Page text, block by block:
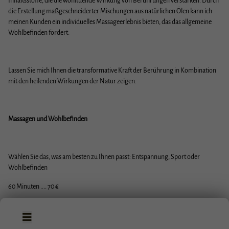
Hotel zwischen Alcudia und
die Erstellung maßgeschneiderter Mischungen aus natürlichen Ölen kann ich
meinen Kunden ein individuelles Massageerlebnis bieten, das das allgemeine
Wohlbefinden fördert.
Lassen Sie mich Ihnen die transformative Kraft der Berührung in Kombination
mit den heilenden Wirkungen der Natur zeigen.
Massagen und Wohlbefinden
Wählen Sie das, was am besten zu Ihnen passt: Entspannung, Sport oder
Wohlbefinden
60 Minuten .... 70 €